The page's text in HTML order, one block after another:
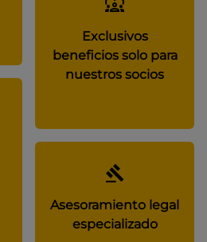
Exclusivos
beneficios solo para
nuestros socios
Asesoramiento legal
especializado